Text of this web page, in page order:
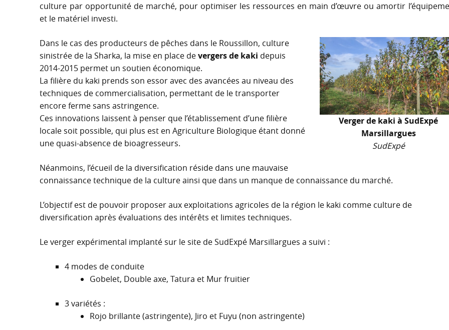
culture par opportunité de marché, pour optimiser les ressources en main d’œuvre ou amortir
et le matériel investi.
Verger de kaki à SudExpé
Marsillargues
SudExpé
Dans le cas des producteurs de pêches dans le Roussillon, culture
sinistrée de la Sharka, la mise en place devergers de kaki depuis
2014-2015 permet un soutien économique.
La filière du kaki prends son essor avec des avancées au niveau des
techniques de commercialisation, permettant de le transporter
encore ferme sans astringence.
Ces innovations laissent à penser que l’établissement d’une filière
locale soit possible, qui plus est en Agriculture Biologique étant donné
une quasi-absence de bioagresseurs.
Néanmoins, l’écueil de la diversification réside dans une mauvaise
connaissance technique de la culture ainsi que dans un manque de connaissance du marché.
L’objectif est de pouvoir proposer aux exploitations agricoles de la région le kaki comme culture de
diversification après évaluations des intérêts et limites techniques.
Le verger expérimental implanté sur le site de SudExpé Marsillargues a suivi :
4 modes de conduite
Gobelet, Double axe, Tatura et Mur fruitier
3 variétés :
Rojo brillante (astringente), Jiro et Fuyu (non astringente)